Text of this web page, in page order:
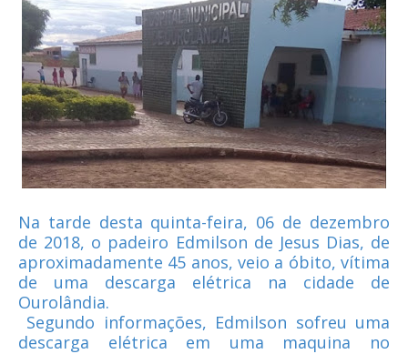
Na tarde desta quinta-feira, 06 de dezembro
de 2018, o padeiro Edmilson de Jesus Dias, de
aproximadamente 45 anos, veio a óbito, vítima
de uma descarga elétrica na cidade de
Ourolândia.
Segundo informações, Edmilson sofreu uma
descarga elétrica em uma maquina no